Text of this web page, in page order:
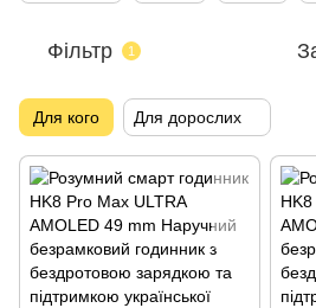
Фільтр 1
Для кого Для дорослих